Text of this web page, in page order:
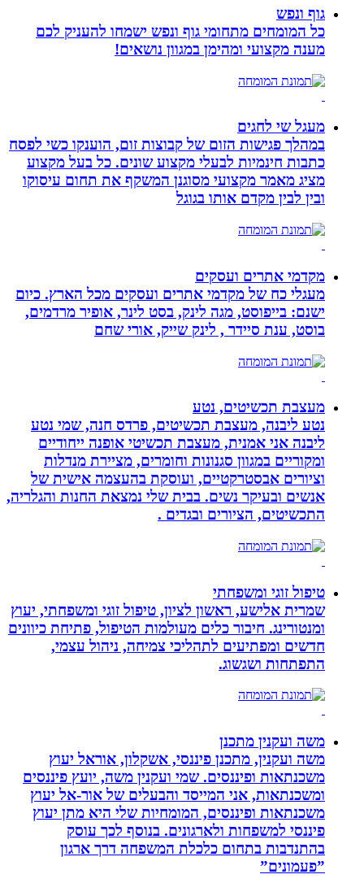
גוף ונפש
כל המומחים מתחומי גוף ונפש ישמחו להעניק לכם
מענה מקצועי ומהימן במגוון נושאים!
מעגל שי לחגים
במהלך פגישות הזום של קבוצות זום, הוענקו כשי לפסח
כתבות חינמיות לבעלי מקצוע שונים. כל בעל מקצוע
מציג מאמר מקצועי מסוגנן המשקף את תחום עיסוקו
ובין לבין מקדם אותו בגוגל
מקדמי אתרים ועסקים
מעגלי כח של מקדמי אתרים ועסקים מכל הארץ. כיום
ישנם: בייפוסט, מגה לינק, בסט לינר, אופיר מרדמים,
בוסט, ענת סיידר , לינק שייק, אורי שחם
מעצבת תכשיטים, נטע
נטע ליבנה, מעצבת תכשיטים, פרדס חנה, שמי נטע
ליבנה אני אמנית, מעצבת תכשיטי אופנה ייחודיים
ומקוריים במגוון סגנונות וחומרים, מציירת מנדלות
וציורים אבסטרקטיים, ועוסקת בהעצמה אישית של
אנשים ובעיקר נשים. בבית שלי נמצאת החנות והגלריה,
התכשיטים, הציורים ובגדים .
טיפול זוגי ומשפחתי
שמרית אלישע, ראשון לציון, טיפול זוגי ומשפחתי, יעוץ
ומנטורינג. חיבור כלים מעולמות הטיפול, פתיחת כיוונים
חדשים ומפתיעים לתהליכי צמיחה, ניהול עצמי,
התפתחות ושגשוג.
משה ועקנין מתכנן
משה ועקנין, מתכנן פיננסי, אשקלון, אוראל יעוץ
משכנתאות ופיננסים. שמי ועקנין משה, יועץ פיננסים
ומשכנתאות, אני המייסד והבעלים של אור-אל יעוץ
משכנתאות ופיננסים, המומחיות שלי היא מתן יעוץ
פיננסי למשפחות ולארגונים. בנוסף לכך עוסק
בהתנדבות בתחום כלכלת המשפחה דרך ארגון
”פעמונים”